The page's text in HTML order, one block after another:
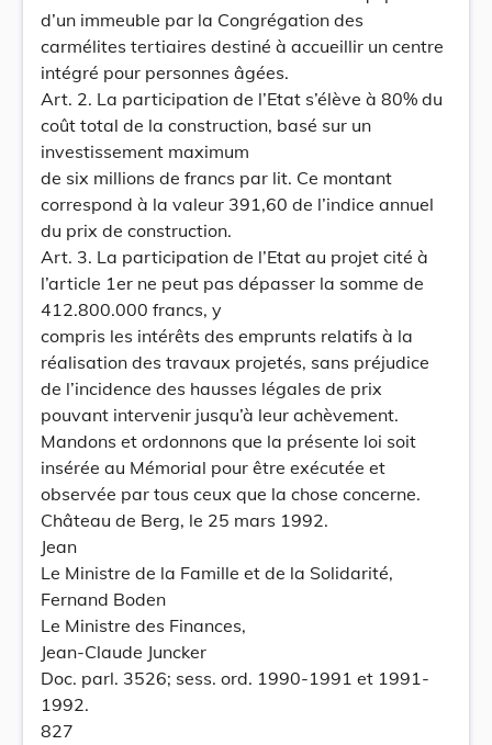
d’un immeuble par la Congrégation des
carmélites tertiaires destiné à accueillir un centre
intégré pour personnes âgées.
Art. 2. La participation de l’Etat s’élève à 80% du
coût total de la construction, basé sur un
investissement maximum
de six millions de francs par lit. Ce montant
correspond à la valeur 391,60 de l’indice annuel
du prix de construction.
Art. 3. La participation de l’Etat au projet cité à
l’article 1er ne peut pas dépasser la somme de
412.800.000 francs, y
compris les intérêts des emprunts relatifs à la
réalisation des travaux projetés, sans préjudice
de l’incidence des hausses légales de prix
pouvant intervenir jusqu’à leur achèvement.
Mandons et ordonnons que la présente loi soit
insérée au Mémorial pour être exécutée et
observée par tous ceux que la chose concerne.
Château de Berg, le 25 mars 1992.
Jean
Le Ministre de la Famille et de la Solidarité,
Fernand Boden
Le Ministre des Finances,
Jean-Claude Juncker
Doc. parl. 3526; sess. ord. 1990-1991 et 1991-
1992.
827